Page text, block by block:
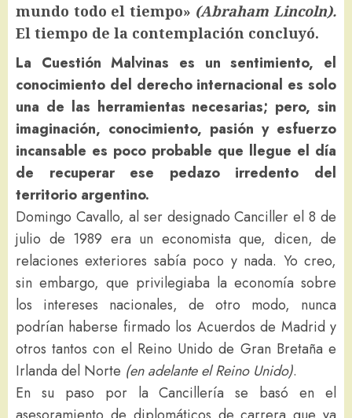
mundo todo el tiempo» (Abraham Lincoln).
El tiempo de la contemplación concluyó.
La Cuestión Malvinas es un sentimiento, el
conocimiento del derecho internacional es solo
una de las herramientas necesarias; pero, sin
imaginación, conocimiento, pasión y esfuerzo
incansable es poco probable que llegue el día
de recuperar ese pedazo irredento del
territorio argentino.
Domingo Cavallo, al ser designado Canciller el 8 de
julio de 1989 era un economista que, dicen, de
relaciones exteriores sabía poco y nada. Yo creo,
sin embargo, que privilegiaba la economía sobre
los intereses nacionales, de otro modo, nunca
podrían haberse firmado los Acuerdos de Madrid y
otros tantos con el Reino Unido de Gran Bretaña e
Irlanda del Norte (en adelante el Reino Unido).
En su paso por la Cancillería se basó en el